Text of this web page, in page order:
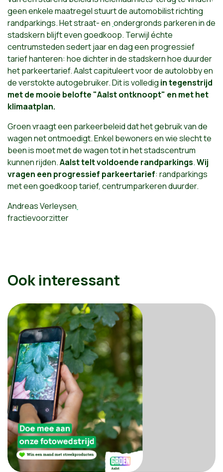
geen enkele maatregel stuurt de automobilist richting
randparkings. Het straat- en ondergronds parkeren in de
stadskern blijft even goedkoop. Terwijl échte
centrumsteden sedert jaar en dag een progressief
tarief hanteren: hoe dichter in de stadskern hoe duurder
het parkeertarief. Aalst capituleert voor de autolobby en
de verstokte autogebruiker. Dit is volledig in tegenstrijd
met de mooie belofte "Aalst ontknoopt" en met het
klimaatplan.
Groen vraagt een parkeerbeleid dat het gebruik van de
wagen net ontmoedigt. Enkel bewoners en wie slecht te
been is moet met de wagen tot in het stadscentrum
kunnen rijden.Aalst telt voldoende randparkings.Wij
vragen een progressief parkeertarief: randparkings
met een goedkoop tarief, centrumparkeren duurder.
Andreas Verleysen
fractievoorzitter
Ook interessant